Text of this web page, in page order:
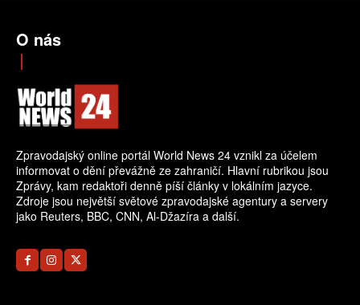
O nás
Zpravodajský online portál World News 24 vznikl za účelem
informovat o dění převážně ze zahraničí. Hlavní rubrikou jsou
Zprávy, kam redaktoři denně píší články v lokálním jazyce.
Zdroje jsou největší světové zpravodajské agentury a servery
jako Reuters, BBC, CNN, Al-Džazíra a další.